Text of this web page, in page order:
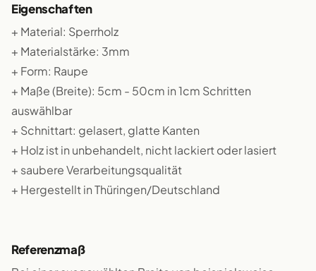
Eigenschaften
+ Material: Sperrholz
+ Materialstärke: 3mm
+ Form: Raupe
+ Maße (Breite): 5cm - 50cm in 1cm Schritten
auswählbar
+ Schnittart: gelasert, glatte Kanten
+ Holz ist in unbehandelt, nicht lackiert oder lasiert
+ saubere Verarbeitungsqualität
+ Hergestellt in Thüringen/Deutschland
Referenzmaß